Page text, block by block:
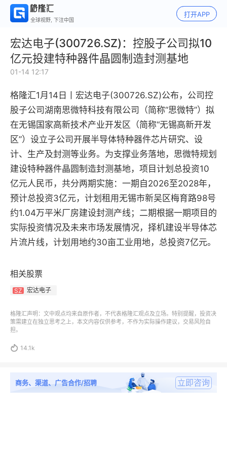
全球视野, 下注中国
打开APP
宏达电子(300726.SZ)：控股子公司拟10
亿元投建特种器件晶圆制造封测基地
01-14 12:17
格隆汇1月14日丨 宏达电子(300726.SZ)公布， 公司控
股子公司湖南思微特科技有限公司（简称“思微特”）拟
在无锡国家高新技术产业开发区（简称“无锡高新开发
区”）设立子公司开展半导体特种器件芯片研究、设
计、生产及封测等业务。为支撑业务落地，思微特规划
建设特种器件晶圆制造封测基地，项目计划总投资10
亿元人民币，共分两期实施：一期自2026至2028年，
预计总投资3亿元，计划租用无锡市新吴区梅育路98号
约1.04万平米厂房建设封测产线；二期根据一期项目的
实际投资情况及未来市场发展情况，择机建设半导体芯
片流片线，计划用地约30亩工业用地，总投资7亿元。
相关股票
SZ 宏达电子
格隆汇声明：文中观点均来自原作者，不代表格隆汇观点及立场。特别提醒，投资决
策需建立在独立思考之上，本文内容仅供参考，不作为实际操作建议，交易风险自
担。
 14.1k
商务、渠道、广告合作/招聘 立即咨询